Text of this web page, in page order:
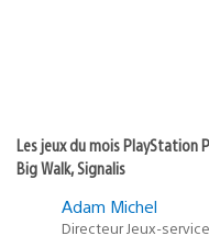
Les jeux du mois PlayStation
Big Walk, Signalis
Adam Michel
Directeur Jeux-